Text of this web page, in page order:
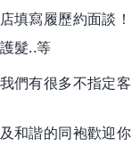
填寫履歷約面談！
髮..等
們有很多不指定
和諧的同袍歡迎